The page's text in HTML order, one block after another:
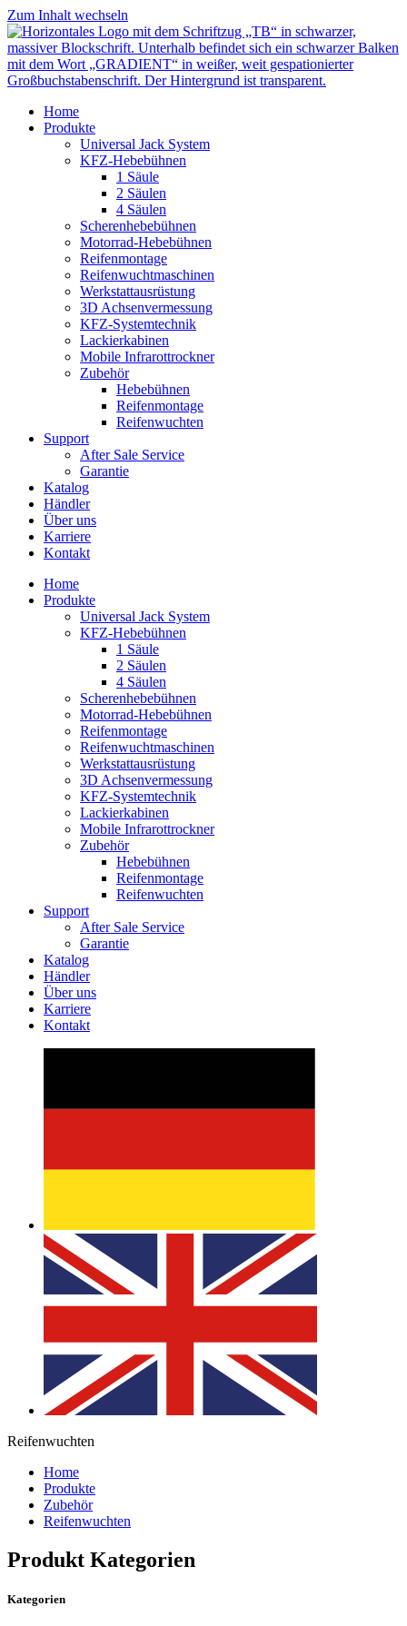
Zum Inhalt wechseln
Home
Produkte
Universal Jack System
KFZ-Hebebühnen
1 Säule
2 Säulen
4 Säulen
Scherenhebebühnen
Motorrad-Hebebühnen
Reifenmontage
Reifenwuchtmaschinen
Werkstattausrüstung
3D Achsenvermessung
KFZ-Systemtechnik
Lackierkabinen
Mobile Infrarottrockner
Zubehör
Hebebühnen
Reifenmontage
Reifenwuchten
Support
After Sale Service
Garantie
Katalog
Händler
Über uns
Karriere
Kontakt
Home
Produkte
Universal Jack System
KFZ-Hebebühnen
1 Säule
2 Säulen
4 Säulen
Scherenhebebühnen
Motorrad-Hebebühnen
Reifenmontage
Reifenwuchtmaschinen
Werkstattausrüstung
3D Achsenvermessung
KFZ-Systemtechnik
Lackierkabinen
Mobile Infrarottrockner
Zubehör
Hebebühnen
Reifenmontage
Reifenwuchten
Support
After Sale Service
Garantie
Katalog
Händler
Über uns
Karriere
Kontakt
Reifenwuchten
Home
Produkte
Zubehör
Reifenwuchten
Produkt Kategorien
Kategorien